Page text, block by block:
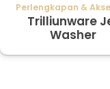
Perlengkapan &
Trilliunware
Washer